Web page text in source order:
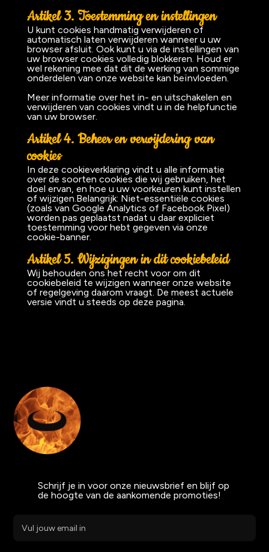
Artikel 3. Toestemming en instellingen
U kunt cookies handmatig verwijderen of
automatisch laten verwijderen wanneer u uw
browser afsluit. Ook kunt u via de instellingen van
uw browser cookies volledig blokkeren. Houd er
wel rekening mee dat dit de werking van sommige
onderdelen van onze website kan beïnvloeden.
Meer informatie over het in- en uitschakelen en
verwijderen van cookies vindt u in de helpfunctie
van uw browser.
Artikel 4. Beheer en verwijdering van
cookies
In deze cookieverklaring vindt u alle informatie
over de soorten cookies die wij gebruiken, het
doel ervan, en hoe u uw voorkeuren kunt instellen
of wijzigen.Belangrijk: Niet-essentiële cookies
(zoals van Google Analytics of Facebook Pixel)
worden pas geplaatst nadat u daar expliciet
toestemming voor hebt gegeven via onze
cookie-banner.
Artikel 5. Wijzigingen in dit cookiebeleid
Wij behouden ons het recht voor om dit
cookiebeleid te wijzigen wanneer onze website
of regelgeving daarom vraagt. De meest actuele
versie vindt u steeds op deze pagina.
Schrijf je in voor onze nieuwsbrief en blijf op
de hoogte van de aankomende promoties!